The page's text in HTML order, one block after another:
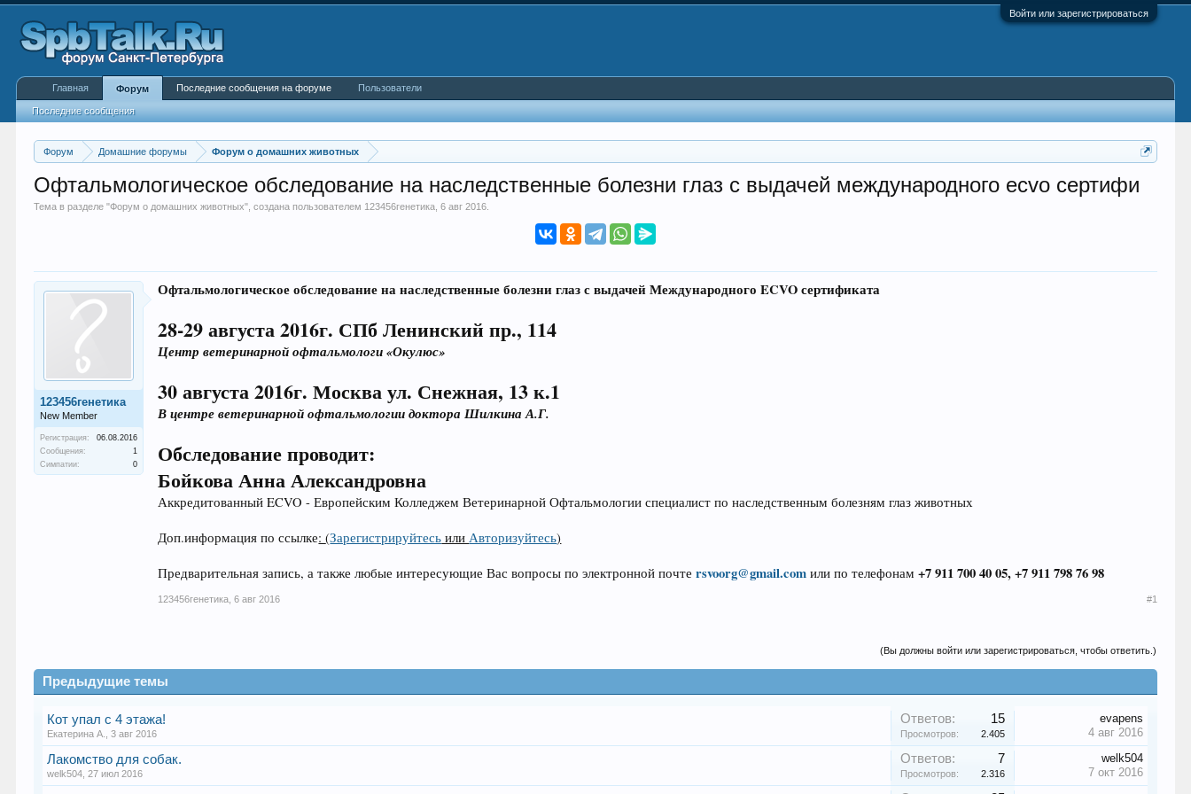
Войти или зарегистрироваться
Форум Домашние форумы Форум о домашних животных
Офтальмологическое обследование на наследственные болезни глаз с выдачей международного ecvo сертифи
Тема в разделе "Форум о домашних животных", создана пользователем 123456генетика ,6 авг 2016
123456генетика
New Member
Регистрация:
06.08.2016
Сообщения:
1
Симпатии:
0
Офтальмологическое обследование на наследственные болезни глаз с выдачей Международного ECVO сертификата
28-29 августа 2016г. СПб Ленинский пр., 114
Центр ветеринарной офтальмологи «Окулюс»
30 августа 2016г. Москва ул. Снежная, 13 к.1
В центре ветеринарной офтальмологии доктора Шилкина А.Г.
Обследование проводит:
Бойкова Анна Александровна
Аккредитованный ECVO - Европейским Колледжем Ветеринарной Офтальмологии специалист по наследственным болезням глаз животных
Доп.информация по ссылке:(Зарегистрируйтесь илиАвторизуйтесь)
Предварительная запись, а также любые интересующие Вас вопросы по электронной почтеrsvoorg@gmail.com или по телефонам+7 911 700 40 05, +7 911 798 76 98
123456генетика 6 авг 2016 #1
(Вы должны войти или зарегистрироваться, чтобы ответить.)
Предыдущие темы
Кот упал с 4 этажа!
Екатерина А. ,3 авг 2016
Ответов: 15
Просмотров: 2.405
evapens
4 авг 2016
Лакомство для собак.
welk504 ,27 июл 2016
Ответов: 7
Просмотров: 2.316
welk504
7 окт 2016
Главная Форум
Последние сообщения
Последние сообщения на форуме Пользователи